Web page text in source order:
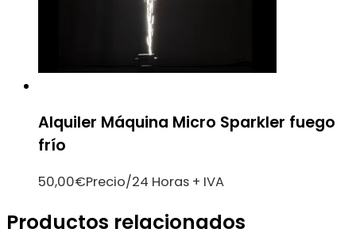
Alquiler Máquina Micro Sparkler fuego
frío
50,00€Precio/24 Horas + IVA
Productos relacionados